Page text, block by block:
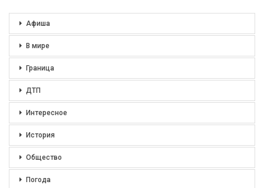
Афиша
В мире
Граница
ДТП
Интересное
История
Общество
Погода